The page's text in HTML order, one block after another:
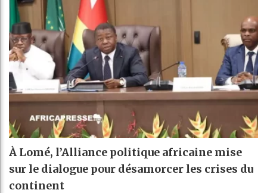
À Lomé, l’Alliance politique africaine mise
sur le dialogue pour désamorcer les crises du
continent